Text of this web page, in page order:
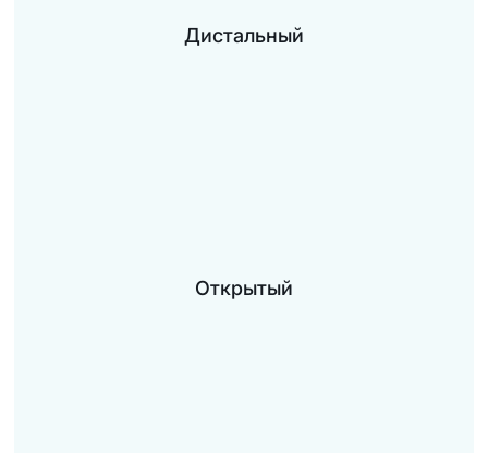
Дистальный
Открытый